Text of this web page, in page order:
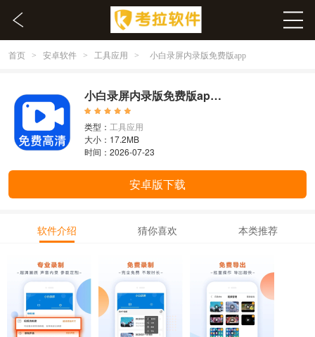
首页 > 安卓软件 > 工具应用 > 小白录屏内录版免费版app
小白录屏内录版免费版app 2.7.4.0
类型： 工具应用
大小：17.2MB
时间：2026-07-23
安卓版下载
软件介绍 猜你喜欢 本类推荐